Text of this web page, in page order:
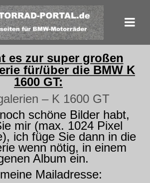
es zur super großen
für/über die BMW K
1600 GT:
– K 1600 GT
schöne Bilder habt,
mir (max. 1024 Pixel
ich füge Sie dann in die
wenn nötig, in einem
Album ein.
Mailadresse: